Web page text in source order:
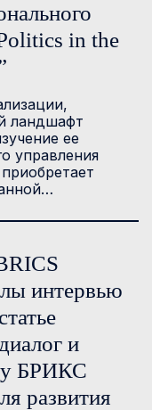
in the
ландшафт
ее
управления
интервью
и
БРИКС
развития